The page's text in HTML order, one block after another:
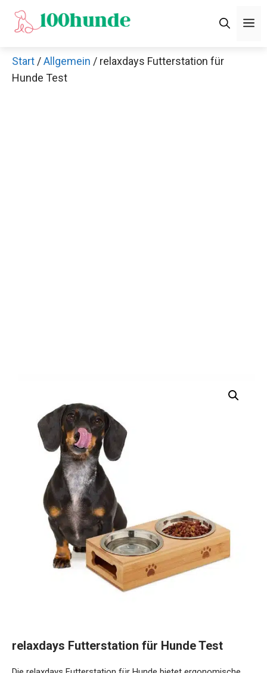
Zum
Inhalt
Start /Allgemein / relaxdays Futterstation für
Hunde Test
relaxdays Futterstation für Hunde Test